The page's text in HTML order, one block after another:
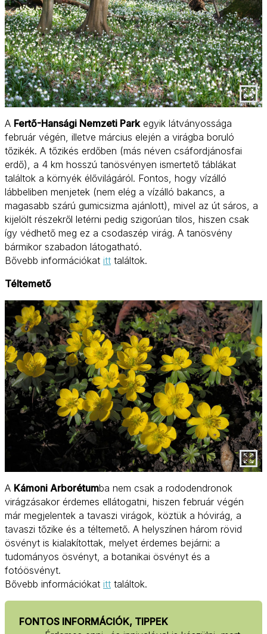
A Fertő-Hansági Nemzeti Parkegyik látványossága
február végén, illetve március elején a virágba boruló
tőzikék. A tőzikés erdőben (más néven csáfordjánosfai
erdő), a 4 km hosszú tanösvényen ismertető táblákat
találtok a környék élővilágáról. Fontos, hogy vízálló
lábbeliben menjetek (nem elég a vízálló bakancs, a
magasabb szárú gumicsizma ajánlott), mivel az út sáros, a
kijelölt részekről letérni pedig szigorúan tilos, hiszen csak
így védhető meg ez a csodaszép virág. A tanösvény
bármikor szabadon látogatható.
Bővebb információkat itt találtok.
Téltemető
A Kámoni Arborétumba nem csak a rododendronok
virágzásakor érdemes ellátogatni, hiszen február végén
már megjelentek a tavaszi virágok, köztük a hóvirág, a
tavaszi tőzike és a téltemető. A helyszínen három rövid
ösvényt is kialakítottak, melyet érdemes bejárni: a
tudományos ösvényt, a botanikai ösvényt és a
fotóösvényt.
Bővebb információkat itt találtok.
FONTOS INFORMÁCIÓK, TIPPEK